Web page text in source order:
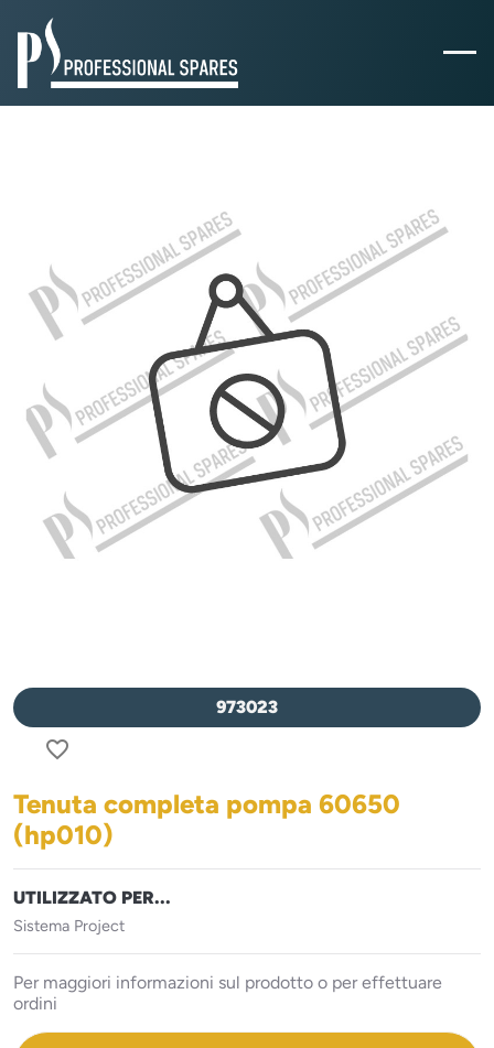
973023
favorite_border
Tenuta completa pompa 60650
(hp010)
UTILIZZATO PER...
Sistema Project
Per maggiori informazioni sul prodotto o per effettuare
ordini